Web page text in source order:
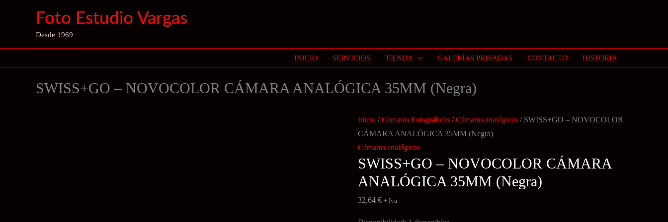
Foto Estudio Vargas
Desde 1969
INICIO SERVICIOS TIENDA GALERÍAS PRIVADAS CONTACTO HISTORIA
SWISS+GO – NOVOCOLOR CÁMARA ANALÓGICA 35MM (Negra)
Inicio /Cámaras Fotográficas /Cámaras analógicas / SWISS+GO – NOVOCOLOR
CÁMARA ANALÓGICA 35MM (Negra)
Cámaras analógicas
SWISS+GO – NOVOCOLOR CÁMARA
ANALÓGICA 35MM (Negra)
32,64 € + Iva